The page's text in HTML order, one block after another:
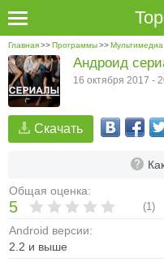
Главная>>Программы>>Мультимедиа
Скачать
Общая оценка:
5 (1)
Android версии:
2.2 и выше
Андроид
16 октября 2017 -